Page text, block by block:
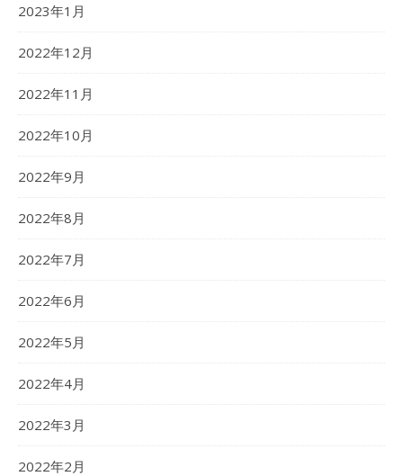
2023年1月
2022年12月
2022年11月
2022年10月
2022年9月
2022年8月
2022年7月
2022年6月
2022年5月
2022年4月
2022年3月
2022年2月